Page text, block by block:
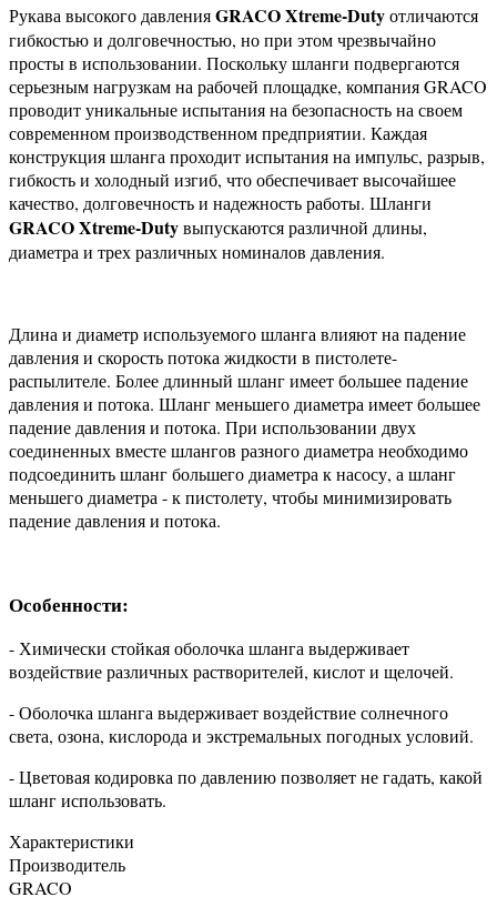
Рукава высокого давленияGRACO Xtreme-Dutyотличаются
гибкостью и долговечностью, но при этом чрезвычайно
просты в использовании. Поскольку шланги подвергаются
серьезным нагрузкам на рабочей площадке, компания GRACO
проводит уникальные испытания на безопасность на своем
современном производственном предприятии. Каждая
конструкция шланга проходит испытания на импульс, разрыв,
гибкость и холодный изгиб, что обеспечивает высочайшее
качество, долговечность и надежность работы. Шланги
GRACO Xtreme-Dutyвыпускаются различной длины,
диаметра и трех различных номиналов давления.
Длина и диаметр используемого шланга влияют на падение
давления и скорость потока жидкости в пистолете-
распылителе. Более длинный шланг имеет большее падение
давления и потока. Шланг меньшего диаметра имеет большее
падение давления и потока. При использовании двух
соединенных вместе шлангов разного диаметра необходимо
подсоединить шланг большего диаметра к насосу, а шланг
меньшего диаметра - к пистолету, чтобы минимизировать
падение давления и потока.
Особенности:
- Химически стойкая оболочка шланга выдерживает
воздействие различных растворителей, кислот и щелочей.
- Оболочка шланга выдерживает воздействие солнечного
света, озона, кислорода и экстремальных погодных условий.
- Цветовая кодировка по давлению позволяет не гадать, какой
шланг использовать.
Характеристики
Производитель
GRACO